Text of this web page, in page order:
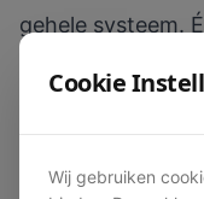
gehele systeem.
Huren versus
De keuze
Cookie
Wij gebruiken